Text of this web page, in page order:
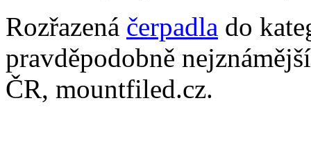
Rozřazená čerpadla do
pravděpodobně
ČR, mountfiled.cz.